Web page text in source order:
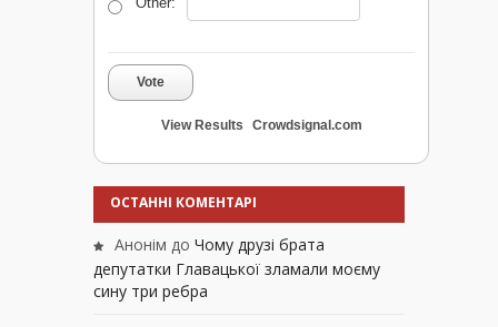
Vote
View Results Crowdsignal.com
ОСТАННІ КОМЕНТАРІ
Анонім до Чому друзі брата
депутатки Главацької зламали моєму
сину три ребра